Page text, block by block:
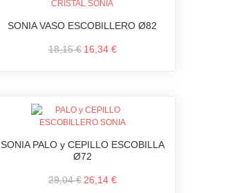
SONIA VASO ESCOBILLERO Ø82
18,15 € 16,34 €
SONIA PALO y CEPILLO ESCOBILLA
Ø72
29,04 € 26,14 €